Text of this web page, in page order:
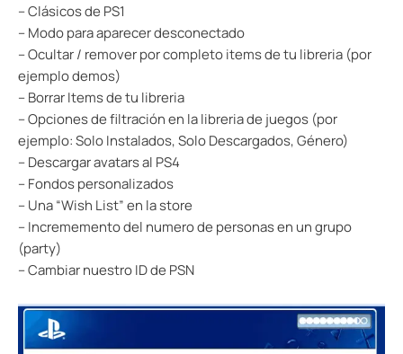
– Clásicos de PS1
– Modo para aparecer desconectado
– Ocultar / remover por completo items de tu libreria (por
ejemplo demos)
– Borrar Items de tu libreria
– Opciones de filtración en la libreria de juegos (por
ejemplo: Solo Instalados, Solo Descargados, Género)
– Descargar avatars al PS4
– Fondos personalizados
– Una “Wish List” en la store
– Incrememento del numero de personas en un grupo
(party)
– Cambiar nuestro ID de PSN